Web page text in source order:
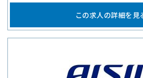
この求人の詳細を見